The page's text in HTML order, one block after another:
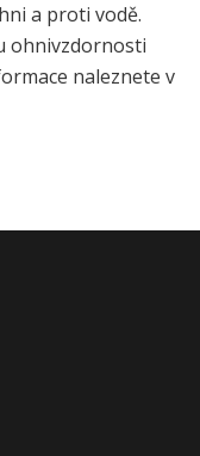
a proti vodě.
ohnivzdornosti
naleznete v